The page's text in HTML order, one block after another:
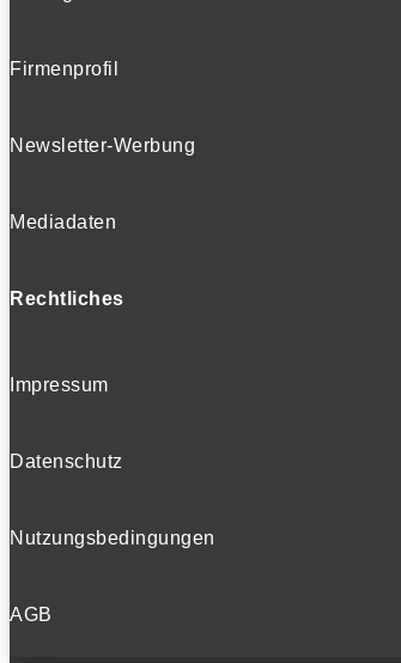
Firmenprofil
Newsletter-Werbung
Mediadaten
Rechtliches
Impressum
Datenschutz
Nutzungsbedingungen
AGB